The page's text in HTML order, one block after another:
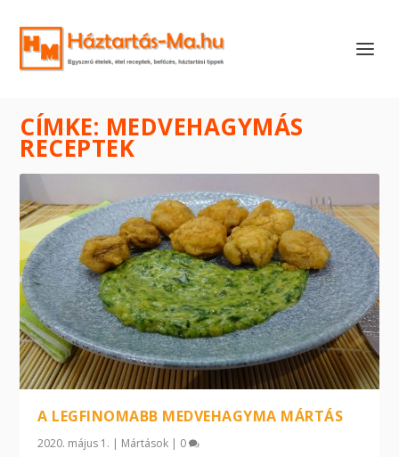
CÍMKE: MEDVEHAGYMÁS
RECEPTEK
A LEGFINOMABB MEDVEHAGYMA MÁRTÁS
2020. május 1. | Mártások | 0